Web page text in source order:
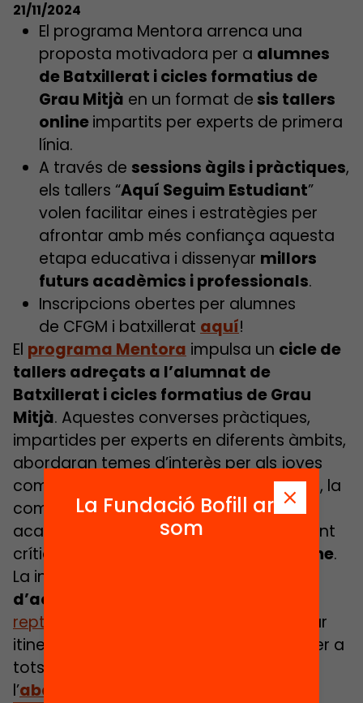
21/11/2024
El programa Mentora arrenca una
proposta motivadora per a alumnes
de Batxillerat i cicles formatius de
Grau Mitjà en un format desis tallers
onlineimpartits per experts de primera
línia.
A través de sessions àgils i pràctiques,
els tallers “Aquí Seguim Estudiant”
volen facilitar eines i estratègies per
afrontar amb més confiança aquesta
etapa educativa i dissenyar millors
futurs acadèmics i professionals.
Inscripcions obertes per alumnes
de CFGM i batxillerat aquí!
El programa Mentora impulsa un cicle de
tallers adreçats a l’alumnat de
Batxillerat i cicles formatius de Grau
Mitjà. Aquestes converses pràctiques,
impartides per experts en diferents àmbits,
abordaran temes d’interès per als joves
com la motivació, la presa de decisions, la
comunicació assertiva, l’orientació
acadèmica i professional o el pensament
crític, i es podran
seguir de forma online.
La iniciativa
d’acompanyament
reptes durant la postobligatòria
i formar
itineraris formatius llargs i de qualitat per a
tots els joves, a fi de prevenir
l’abandonament escolar prematur
La Fundació Bofill ara
som